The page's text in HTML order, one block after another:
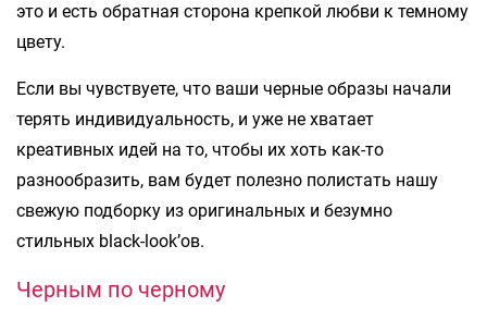
это и есть обратная сторона крепкой любви к темному
цвету.
Если вы чувствуете, что ваши черные образы начали
терять индивидуальность, и уже не хватает
креативных идей на то, чтобы их хоть как-то
разнообразить, вам будет полезно полистать нашу
свежую подборку из оригинальных и безумно
стильных black-look’ов.
Черным по черному